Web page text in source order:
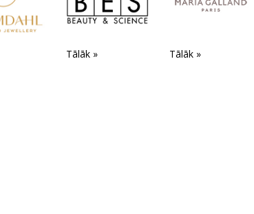
Tālāk » Tālāk »